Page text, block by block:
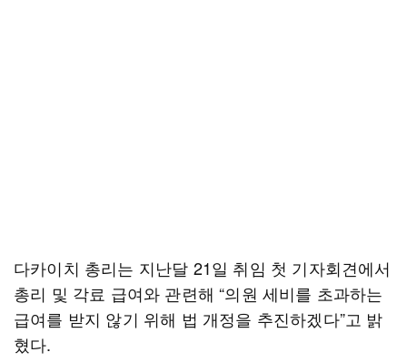
다카이치 총리는 지난달 21일 취임 첫 기자회견에서
총리 및 각료 급여와 관련해 “의원 세비를 초과하는
급여를 받지 않기 위해 법 개정을 추진하겠다”고 밝
혔다.